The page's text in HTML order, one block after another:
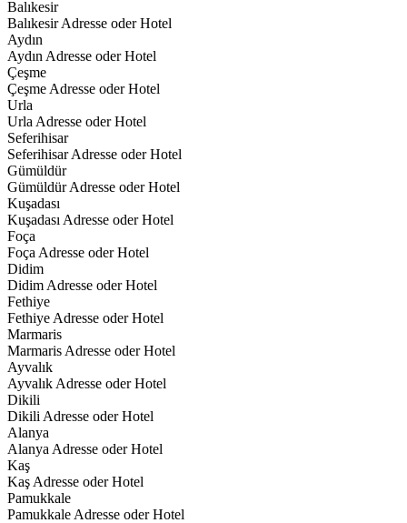
Balıkesir
Balıkesir Adresse oder Hotel
Aydın
Aydın Adresse oder Hotel
Çeşme
Çeşme Adresse oder Hotel
Urla
Urla Adresse oder Hotel
Seferihisar
Seferihisar Adresse oder Hotel
Gümüldür
Gümüldür Adresse oder Hotel
Kuşadası
Kuşadası Adresse oder Hotel
Foça
Foça Adresse oder Hotel
Didim
Didim Adresse oder Hotel
Fethiye
Fethiye Adresse oder Hotel
Marmaris
Marmaris Adresse oder Hotel
Ayvalık
Ayvalık Adresse oder Hotel
Dikili
Dikili Adresse oder Hotel
Alanya
Alanya Adresse oder Hotel
Kaş
Kaş Adresse oder Hotel
Pamukkale
Pamukkale Adresse oder Hotel